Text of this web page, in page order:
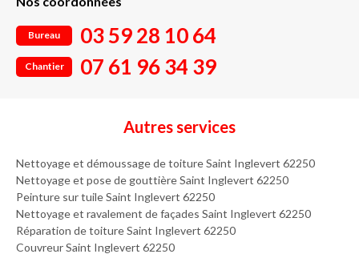
Bureau 03 59 28 10 64
Chantier 07 61 96 34 39
Autres services
Nettoyage et démoussage de toiture Saint Inglevert 62250
Nettoyage et pose de gouttière Saint Inglevert 62250
Peinture sur tuile Saint Inglevert 62250
Nettoyage et ravalement de façades Saint Inglevert 62250
Réparation de toiture Saint Inglevert 62250
Couvreur Saint Inglevert 62250